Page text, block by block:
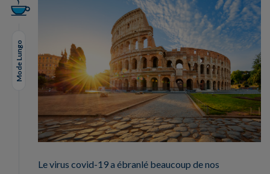
Mode Lungo
Le virus covid-19 a ébranlé beaucoup de nos